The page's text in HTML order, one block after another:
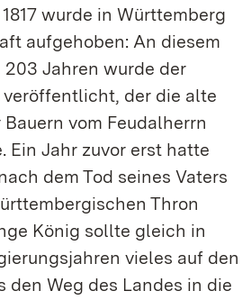
wurde in Württemberg
aufgehoben: An diesem
203 Jahren wurde der
der die alte
vom Feudalherrn
Ein Jahr zuvor erst hatte
dem Tod seines Vaters
Thron
König sollte gleich in
vieles auf den
den Weg des Landes in die